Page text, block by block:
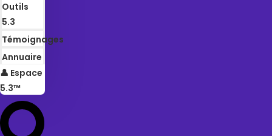
Outils
5.3
Témoignages
Annuaire
👤 Espace
5.3™